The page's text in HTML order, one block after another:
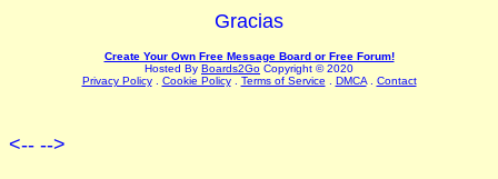
Gracias
Create Your Own Free Message Board or Free Forum!
Hosted By Boards2Go Copyright © 2020
Privacy Policy. Cookie Policy. Terms of Service DMCA. Contact
<-- -->